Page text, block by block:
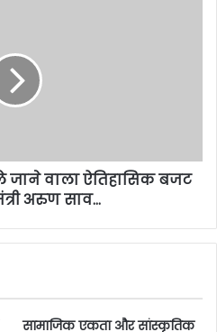
वाला ऐतिहासिक बजट
अरुण साव…
सामाजिक एकता और सांस्कृतिक